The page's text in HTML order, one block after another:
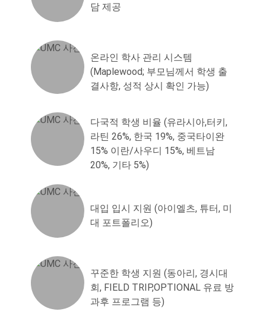
담 제공
온라인 학사 관리 시스템
(Maplewood; 부모님께서 학생 출
결사항, 성적 상시 확인 가능)
다국적 학생 비율 (유라시아,터키,
라틴 26%, 한국 19%, 중국타이완
15% 이란/사우디 15%, 베트남
20%, 기타 5%)
대입 입시 지원 (아이엘츠, 튜터, 미
대 포트폴리오)
꾸준한 학생 지원 (동아리, 경시대
회, FIELD TRIP,OPTIONAL 유료 방
과후 프로그램 등)